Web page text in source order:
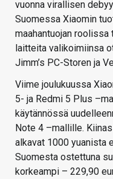
vuonna virallisen
Suomessa Xiaomin
maahantuojan
laitteita valikoimiinsa
Jimm’s PC-Storen ja
Viime joulukuussa
5- ja Redmi 5 Plus
käytännössä
Note 4 –mallille.
alkavat 1000 yuanista
Suomesta ostettuna
korkeampi – 229,90